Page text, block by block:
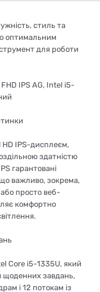
стиль та
оптимальним
для роботи
IPS AG, Intel i5-
IPS-дисплеєм,
здатністю
гарантовані
важливо, зокрема,
просто веб-
комфортно
Core i5-1335U, який
щоденних завдань,
і 12 потокам із